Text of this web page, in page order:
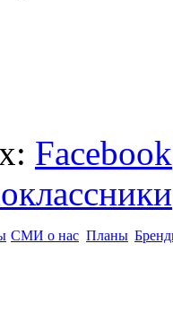
Facebook
СМИ о нас Планы